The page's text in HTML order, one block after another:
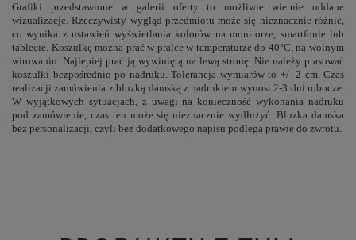
Grafiki przedstawione w galerii oferty to możliwie wiernie oddane
wizualizacje. Rzeczywisty wygląd przedmiotu może się nieznacznie różnić,
co wynika z ustawień wyświetlania kolorów na monitorze, smartfonie lub
tablecie. Koszulkę można prać w pralce w temperaturze do 40°C, na wolnym
wirowaniu. Najlepiej prać ją wywiniętą na lewą stronę. Nie należy prasować
koszulki bezpośrednio po nadruku. Tolerancja wymiarów to +/- 2 cm. Czas
realizacji zamówienia z bluzką damską z nadrukiem wynosi 2-3 dni robocze.
W wyjątkowych sytuacjach, z uwagi na konieczność wykonania nadruku
pod zamówienie, czas ten może się nieznacznie wydłużyć. Bluzka damska
bez personalizacji, czyli bez dodatkowego napisu podlega prawie do zwrotu.